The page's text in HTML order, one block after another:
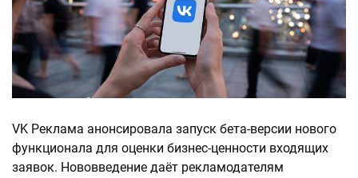
VK Реклама анонсировала запуск бета-версии нового
функционала для оценки бизнес-ценности входящих
заявок. Нововведение даёт рекламодателям